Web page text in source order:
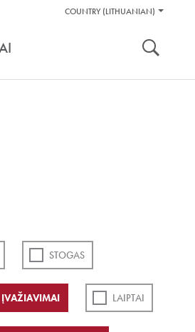
Pagalbos
COUNTRY (LITHUANIAN)
STOGAS
ĮVAŽIAVIMAI LAIPTAI